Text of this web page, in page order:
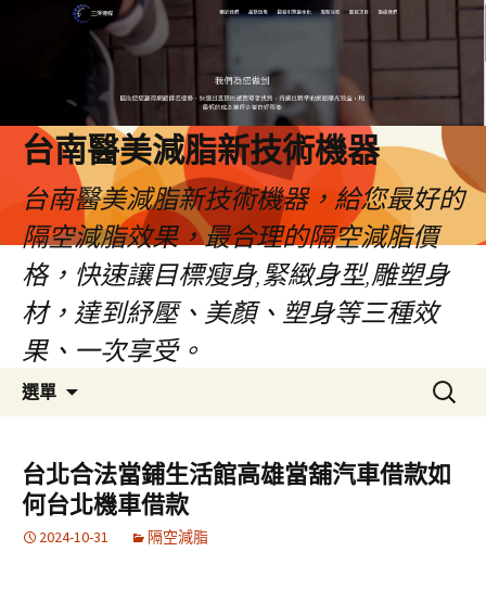
台南醫美減脂新技術機器
台南醫美減脂新技術機器，給您最好的
隔空減脂效果，最合理的隔空減脂價
格，快速讓目標瘦身,緊緻身型,雕塑身
材，達到紓壓、美顏、塑身等三種效
果、一次享受。
選單
容
搜
尋
鍵
字:
台北合法當鋪生活館高雄當舖汽車借款如
何台北機車借款
2024-10-31 隔空減脂